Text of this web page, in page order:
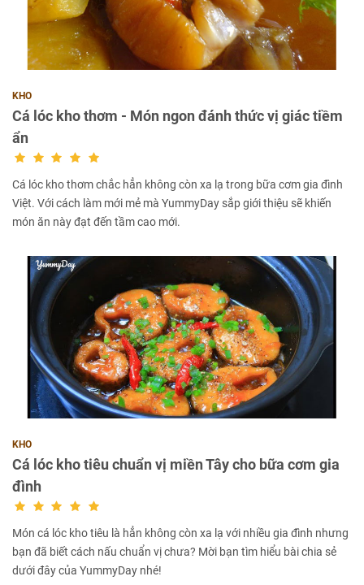
KHO
Cá lóc kho thơm - Món ngon đánh thức vị giác tiềm
ẩn
Cá lóc kho thơm chắc hẳn không còn xa lạ trong bữa cơm gia đình
Việt. Với cách làm mới mẻ mà YummyDay sắp giới thiệu sẽ khiến
món ăn này đạt đến tầm cao mới.
KHO
Cá lóc kho tiêu chuẩn vị miền Tây cho bữa cơm gia
đình
Món cá lóc kho tiêu là hẳn không còn xa lạ với nhiều gia đình nhưng
bạn đã biết cách nấu chuẩn vị chưa? Mời bạn tìm hiểu bài chia sẻ
dưới đây của YummyDay nhé!